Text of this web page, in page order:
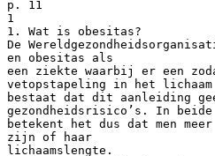
p. 11
1
1. Wat is obesitas?
De
en obesitas als
een ziekte waarbij er een
vetopstapeling in het lichaam
bestaat dat dit aanleiding
gezondheidsrisico’s. In
betekent het dus dat men
zijn of haar
lichaamslengte.